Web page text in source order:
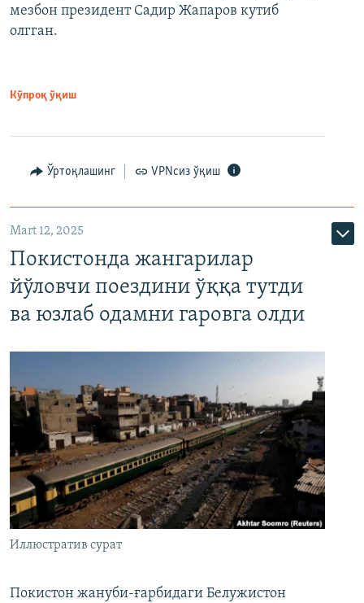
мезбон президент Садир Жапаров кутиб
олгган.
Кўпроқ ўқиш
Ўртоқлашинг VPNсиз ўқиш
Mart 12, 2025
Покистонда жангарилар
йўловчи поездини ўққа тутди
ва юзлаб одамни гаровга олди
Иллюстратив сурат
Покистон жануби-ғарбидаги Белужистон